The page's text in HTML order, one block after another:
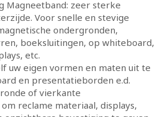
Magneetband: zeer sterke
Voor snelle en stevige
ondergronden,
boeksluitingen, op whiteboard,
etc.
uw eigen vormen en maten uit te
en presentatieborden e.d.
of vierkante
reclame materiaal, displays,